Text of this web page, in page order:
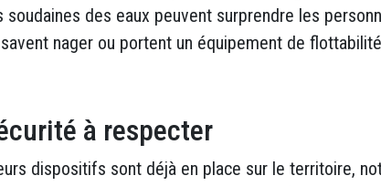
des eaux peuvent surprendre les
nager ou portent un équipement de
à respecter
dispositifs sont déjà en place sur le territoire,